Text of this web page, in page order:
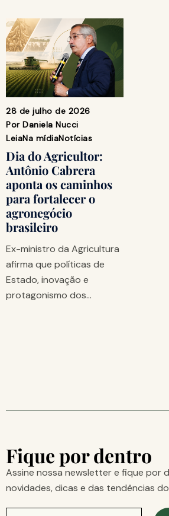
28 de julho de 2026
Por Daniela Nucci
LeiaNa mídiaNotícias
Dia do Agricultor:
Antônio Cabrera
aponta os caminhos
para fortalecer o
agronegócio
brasileiro
Ex-ministro da Agricultura
afirma que políticas de
Estado, inovação e
protagonismo dos…
Fique por dentro
Assine nossa newsletter e fique por
novidades, dicas e das tendências